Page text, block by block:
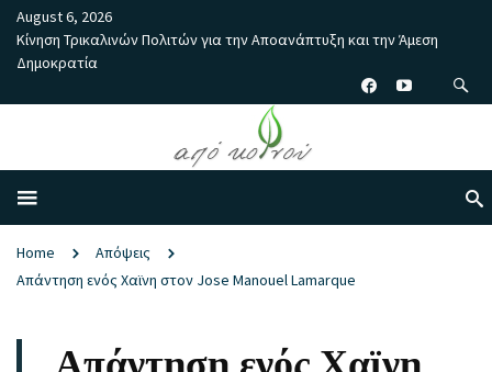
August 6, 2026
Κίνηση Τρικαλινών Πολιτών για την Αποανάπτυξη και την Άμεση
Δημοκρατία
Home
Απόψεις
Απάντηση ενός Χαϊνη στον Jose Manouel Lamarque